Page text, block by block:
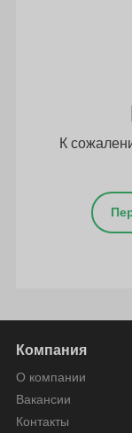
К
Компания
О компании
Вакансии
Контакты